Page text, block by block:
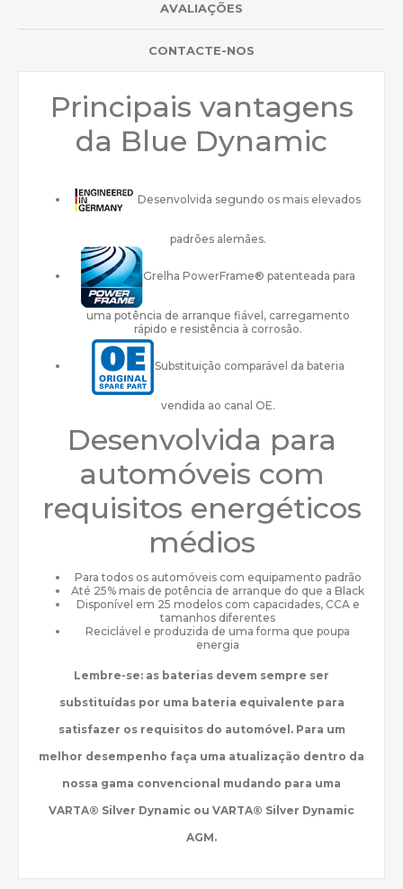
AVALIAÇÕES
CONTACTE-NOS
Principais vantagens
da Blue Dynamic
Desenvolvida segundo os mais elevados
padrões alemães.
Grelha PowerFrame® patenteada para
uma potência de arranque fiável, carregamento
rápido e resistência à corrosão.
Substituição comparável da bateria
vendida ao canal OE.
Desenvolvida para
automóveis com
requisitos energéticos
médios
Para todos os automóveis com equipamento padrão
Até 25% mais de potência de arranque do que a Black
Disponível em 25 modelos com capacidades, CCA e
tamanhos diferentes
Reciclável e produzida de uma forma que poupa
energia
Lembre-se: as baterias devem sempre ser
substituídas por uma bateria equivalente para
satisfazer os requisitos do automóvel. Para um
melhor desempenho faça uma atualização dentro da
nossa gama convencional mudando para uma
VARTA® Silver Dynamic ou VARTA® Silver Dynamic
AGM.